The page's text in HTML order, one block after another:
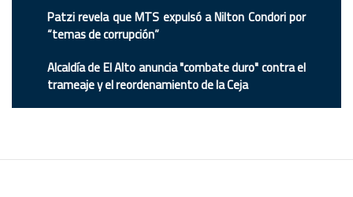
Patzi revela que MTS expulsó a Nilton Condori por
“temas de corrupción”
Alcaldía de El Alto anuncia "combate duro" contra el
trameaje y el reordenamiento de la Ceja